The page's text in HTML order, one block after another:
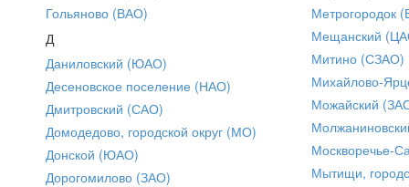
Гольяново (ВАО)
Д
Даниловский (ЮАО)
Десеновское поселение (НАО)
Дмитровский (САО)
Домодедово, городской округ (МО)
Донской (ЮАО)
Дорогомилово (ЗАО)
Метрогородок
Мещанский
Митино (СЗАО)
Михайлово-
Можайский
Москворечье-
Мытищи,